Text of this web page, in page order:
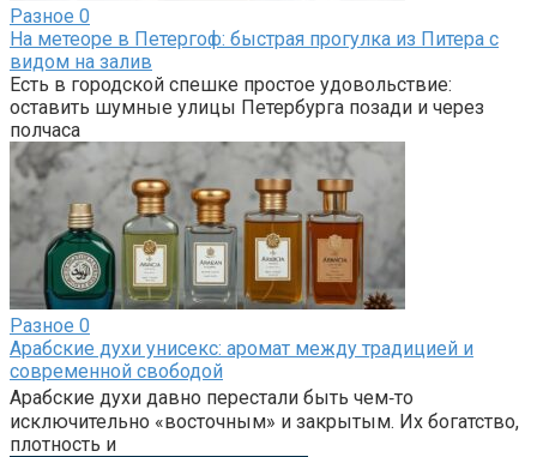
Разное 0
На метеоре в Петергоф: быстрая прогулка из Питера с
видом на залив
Есть в городской спешке простое удовольствие:
оставить шумные улицы Петербурга позади и через
полчаса
Разное 0
Арабские духи унисекс: аромат между традицией и
современной свободой
Арабские духи давно перестали быть чем‑то
исключительно «восточным» и закрытым. Их богатство,
плотность и